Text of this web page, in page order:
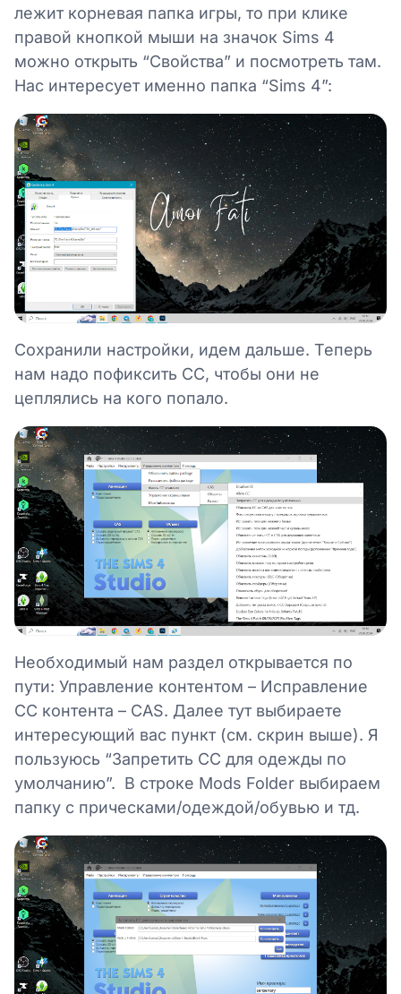
лежит корневая папка игры, то при клике
правой кнопкой мыши на значок Sims 4
можно открыть “Свойства” и посмотреть там.
Нас интересует именно папка “Sims 4”:
Сохранили настройки, идем дальше. Теперь
нам надо пофиксить СС, чтобы они не
цеплялись на кого попало.
Необходимый нам раздел открывается по
пути: Управление контентом – Исправление
СС контента – CAS. Далее тут выбираете
интересующий вас пункт (см. скрин выше). Я
пользуюсь “Запретить СС для одежды по
умолчанию”. В строке Mods Folder выбираем
папку с прическами/одеждой/обувью и тд.